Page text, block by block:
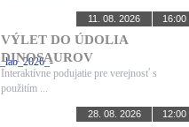
11. 08. 2026 16:00
VÝLET DO ÚDOLIA
DINOSAUROV
Interaktívne podujatie pre verejnosť s
použitím ...
28. 08. 2026 12:00